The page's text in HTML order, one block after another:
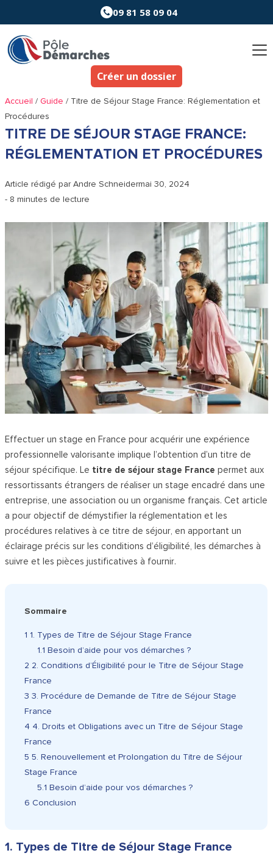
au
contenu
09 81 58 09 04
Créer un dossier
Accueil /Guide / Titre de Séjour Stage France: Réglementation et
Procédures
TITRE DE SÉJOUR STAGE FRANCE:
RÉGLEMENTATION ET PROCÉDURES
Article rédigé parAndre Schneidermai 30, 2024
- 8 minutes de lecture
Effectuer un stage en France pour acquérir une expérience
professionnelle valorisante implique l’obtention d’un titre de
séjour spécifique. Le titre de séjour stage France permet aux
ressortissants étrangers de réaliser un stage encadré dans une
entreprise, une association ou un organisme français. Cet article
a pour objectif de démystifier la réglementation et les
procédures relatives à ce titre de séjour, en apportant un
éclairage précis sur les conditions d’éligibilité, les démarches à
suivre et les pièces justificatives à fournir.
Sommaire
1 1. Types de Titre de Séjour Stage France
1.1 Besoin d’aide pour vos démarches ?
2 2. Conditions d’Éligibilité pour le Titre de Séjour Stage
France
3 3. Procédure de Demande de Titre de Séjour Stage
France
4 4. Droits et Obligations avec un Titre de Séjour Stage
France
5 5. Renouvellement et Prolongation du Titre de Séjour
Stage France
5.1 Besoin d’aide pour vos démarches ?
6 Conclusion
1. Types de Titre de Séjour Stage France